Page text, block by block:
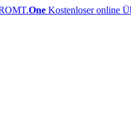
One Kostenloser online